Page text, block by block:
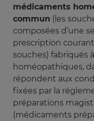
médicaments
commun (les
composées d’une
prescription
souches) fabriqués
homéopathiques,
répondent aux
fixées par la
préparations
(médicaments